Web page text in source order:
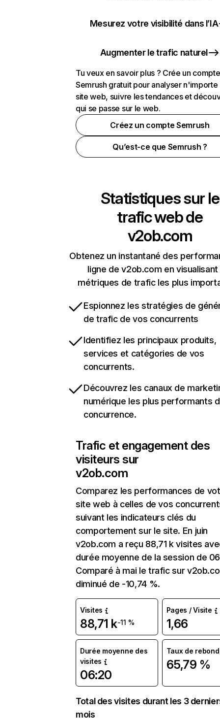
Mesurez votre visibilité dans l’IA
Augmenter le trafic naturel
Tu veux en savoir plus ? Crée un compte
Semrush gratuit pour analyser n'importe
site web, suivre les tendances et
qui se passe sur le web.
Créez un compte Semrush
Qu’est-ce que Semrush ?
Statistiques sur le
trafic web de
v2ob.com
Obtenez un instantané des
ligne de v2ob.com en visualisant
métriques de trafic les plus
Espionnez les stratégies de
de trafic de vos concurrents
Identifiez les principaux produits,
services et catégories de vos
concurrents.
Découvrez les canaux de
numérique les plus performants
concurrence.
Trafic et engagement des
visiteurs sur
v2ob.com
Comparez les performances de
site web à celles de vos
suivant les indicateurs clés du
comportement sur le site. En juin
v2ob.com a reçu 88,71 k visites
durée moyenne de la session de
Comparé à mai le trafic sur
diminué de -10,74 %.
Visites
88,71 k-11 %
Pages / Visite
1,66
Durée moyenne des
visites
06:20
Taux de rebond
65,79 %
Total des visites durant les 3
mois